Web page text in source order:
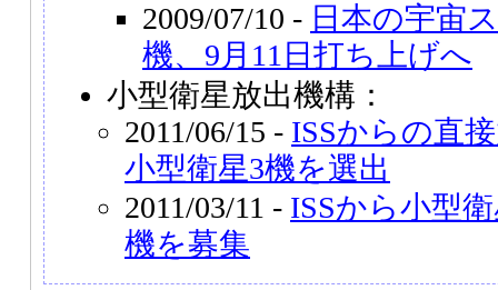
2009/07/10 - 日本の宇宙
機、9月11日打ち上げへ
小型衛星放出機構：
2011/06/15 - ISSからの直
小型衛星3機を選出
2011/03/11 - ISSから小型
機を募集